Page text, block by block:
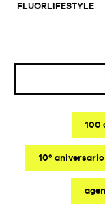
FLUORLIFESTYLE
100
10º